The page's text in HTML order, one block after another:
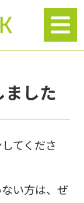
した
てくださ
い方は、ぜ